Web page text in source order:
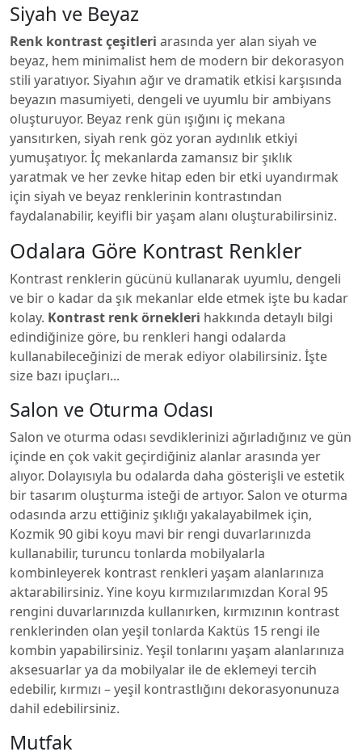
Siyah ve Beyaz
Renk kontrast çeşitleri arasında yer alan siyah ve
beyaz, hem minimalist hem de modern bir dekorasyon
stili yaratıyor. Siyahın ağır ve dramatik etkisi karşısında
beyazın masumiyeti, dengeli ve uyumlu bir ambiyans
oluşturuyor. Beyaz renk gün ışığını iç mekana
yansıtırken, siyah renk göz yoran aydınlık etkiyi
yumuşatıyor. İç mekanlarda zamansız bir şıklık
yaratmak ve her zevke hitap eden bir etki uyandırmak
için siyah ve beyaz renklerinin kontrastından
faydalanabilir, keyifli bir yaşam alanı oluşturabilirsiniz.
Odalara Göre Kontrast Renkler
Kontrast renklerin gücünü kullanarak uyumlu, dengeli
ve bir o kadar da şık mekanlar elde etmek işte bu kadar
kolay. Kontrast renk örnekleri hakkında detaylı bilgi
edindiğinize göre, bu renkleri hangi odalarda
kullanabileceğinizi de merak ediyor olabilirsiniz. İşte
size bazı ipuçları...
Salon ve Oturma Odası
Salon ve oturma odası sevdiklerinizi ağırladığınız ve gün
içinde en çok vakit geçirdiğiniz alanlar arasında yer
alıyor. Dolayısıyla bu odalarda daha gösterişli ve estetik
bir tasarım oluşturma isteği de artıyor. Salon ve oturma
odasında arzu ettiğiniz şıklığı yakalayabilmek için,
Kozmik 90 gibi koyu mavi bir rengi duvarlarınızda
kullanabilir, turuncu tonlarda mobilyalarla
kombinleyerek kontrast renkleri yaşam alanlarınıza
aktarabilirsiniz. Yine koyu kırmızılarımızdan Koral 95
rengini duvarlarınızda kullanırken, kırmızının kontrast
renklerinden olan yeşil tonlarda Kaktüs 15 rengi ile
kombin yapabilirsiniz. Yeşil tonlarını yaşam alanlarınıza
aksesuarlar ya da mobilyalar ile de eklemeyi tercih
edebilir, kırmızı – yeşil kontrastlığını dekorasyonunuza
dahil edebilirsiniz.
Mutfak